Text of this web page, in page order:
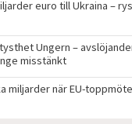
euro till Ukraina –
Ungern –
misstänkt
miljarder när EU-